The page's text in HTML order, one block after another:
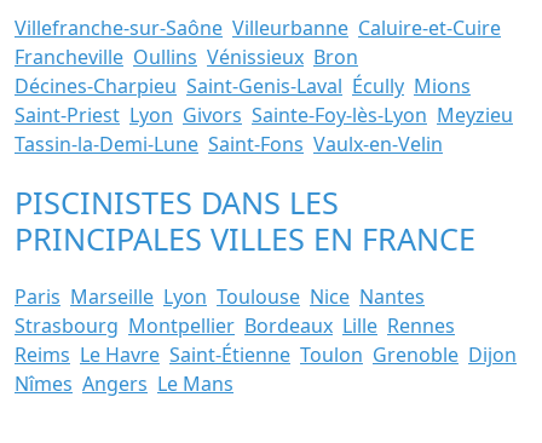
Villefranche-sur-Saône Villeurbanne Caluire-et-Cuire
Francheville Oullins Vénissieux Bron
Décines-Charpieu Saint-Genis-Laval Écully Mions
Saint-Priest Lyon Givors Sainte-Foy-lès-Lyon Meyzieu
Tassin-la-Demi-Lune Saint-Fons Vaulx-en-Velin
PISCINISTES DANS LES
PRINCIPALES VILLES EN FRANCE
Paris Marseille Lyon Toulouse Nice Nantes
Strasbourg Montpellier Bordeaux Lille Rennes
Reims Le Havre Saint-Étienne Toulon Grenoble Dijon
Nîmes Angers Le Mans